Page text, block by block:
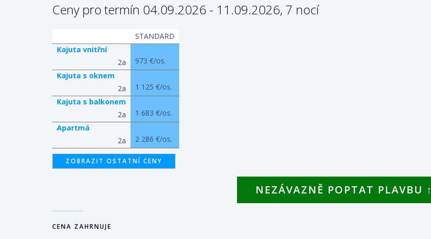
Ceny pro termín 04.09.2026 - 11.09.2026, 7 nocí
STANDARD
Kajuta vnitřní
2a
973 €/os.
Kajuta s oknem
2a
1 125 €/os.
Kajuta s balkonem
2a
1 683 €/os.
Apartmá
2a
2 286 €/os.
ZOBRAZIT OSTATNÍ CENY
NEZÁVAZNĚ POPTAT PLAVBU ↑
CENA ZAHRNUJE